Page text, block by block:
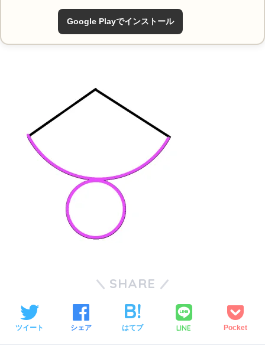
Google Playでインストール
SHARE
ツイート シェア はてブ LINE Pocket